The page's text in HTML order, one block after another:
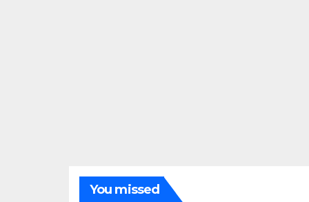
You missed